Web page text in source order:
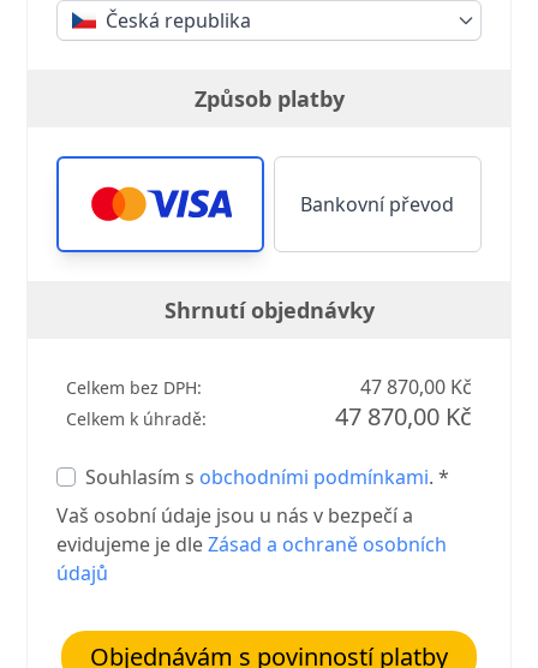
Česká republika
Způsob platby
Bankovní převod
Shrnutí objednávky
Celkem bez DPH: 47 870,00 Kč
Celkem k úhradě: 47 870,00 Kč
Souhlasím s obchodními podmínkami. *
Vaš osobní údaje jsou u nás v bezpečí a
evidujeme je dleZásad a ochraně osobních
údajů
Objednávám s povinností platby